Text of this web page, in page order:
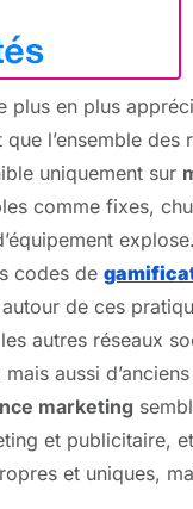
plus en plus
l’ensemble des
uniquement sur
comme fixes,
explose.
codes de
de ces
autres réseaux
aussi
marketing
et publicitaire,
et uniques,